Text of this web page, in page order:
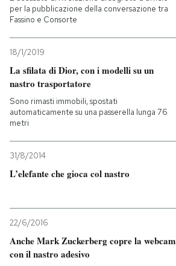
per la pubblicazione della conversazione tra
Fassino e Consorte
18/1/2019
La sfilata di Dior, con i modelli su un
nastro trasportatore
Sono rimasti immobili, spostati
automaticamente su una passerella lunga 76
metri
31/8/2014
L’elefante che gioca col nastro
22/6/2016
Anche Mark Zuckerberg copre la webcam
con il nastro adesivo